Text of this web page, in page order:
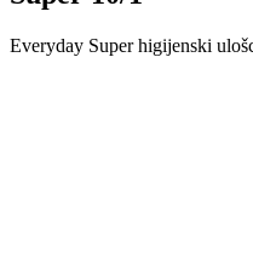
Everyday Super higijenski